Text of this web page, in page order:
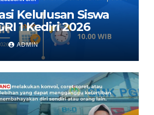
Kelulusan Siswa
1 Kediri 2026
ADMIN